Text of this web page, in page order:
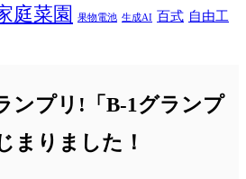
庭菜園 果物電池 生成AI 百式 自由工
ンプリ!「B-1グランプ
まりました！